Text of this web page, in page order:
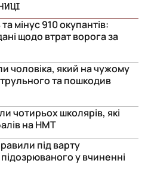
мінус 910 окупантів:
щодо втрат ворога за
чоловіка, який на чужому
та пошкодив
чотирьох школярів, які
на НМТ
під варту
у вчиненні